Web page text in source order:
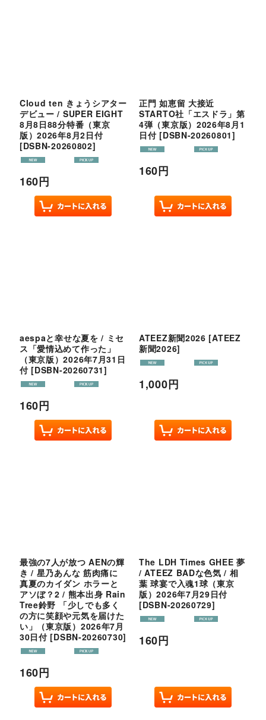
Cloud ten きょうシアター
デビュー / SUPER EIGHT
8月8日88分特番（東京
版）2026年8月2日付
[DSBN-20260802]
160円
正門 如恵留 大接近
STARTO社「エスドラ」第
4弾（東京版）2026年8月1
日付 [DSBN-20260801]
160円
aespaと幸せな夏を / ミセ
ス「愛情込めて作った」
（東京版）2026年7月31日
付 [DSBN-20260731]
160円
ATEEZ新聞2026 [ATEEZ
新聞2026]
1,000円
最強の7人が放つ AENの輝
き / 星乃あんな 筋肉痛に
真夏のカイダン ホラーと
アソぼ？2 / 熊本出身 Rain
Tree鈴野 「少しでも多く
の方に笑顔や元気を届けた
い」（東京版）2026年7月
30日付 [DSBN-20260730]
160円
The LDH Times GHEE 夢
/ ATEEZ BADな色気 / 相
葉 球宴で入魂1球（東京
版）2026年7月29日付
[DSBN-20260729]
160円